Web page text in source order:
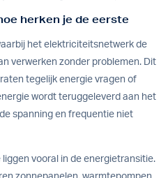
herken je de eerste
het elektriciteitsnetwerk de
verwerken zonder problemen. Dit
tegelijk energie vragen of
wordt teruggeleverd aan het
spanning en frequentie niet
vooral in de energietransitie.